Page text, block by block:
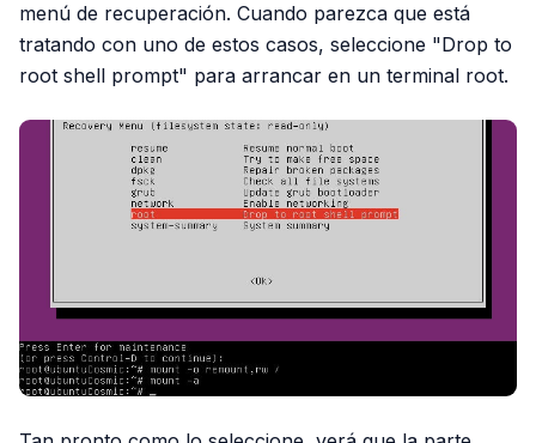
menú de recuperación. Cuando parezca que está
tratando con uno de estos casos, seleccione "Drop to
root shell prompt" para arrancar en un terminal root.